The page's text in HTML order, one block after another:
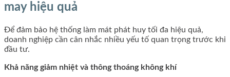
may hiệu quả
Để đảm bảo hệ thống làm mát phát huy tối đa hiệu quả,
doanh nghiệp cần cân nhắc nhiều yếu tố quan trọng trước khi
đầu tư.
Khả năng giảm nhiệt và thông thoáng không khí